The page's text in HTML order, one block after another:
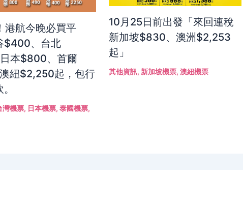
港航今晚必買平
$400、台北
本$800、首爾
紐$2,250起，包行
灣機票, 日本機票, 泰國機票,
10月25日前出發「來回連稅
新加坡$830、澳洲$2,253
起」
其他資訊, 新加坡機票, 澳紐機票